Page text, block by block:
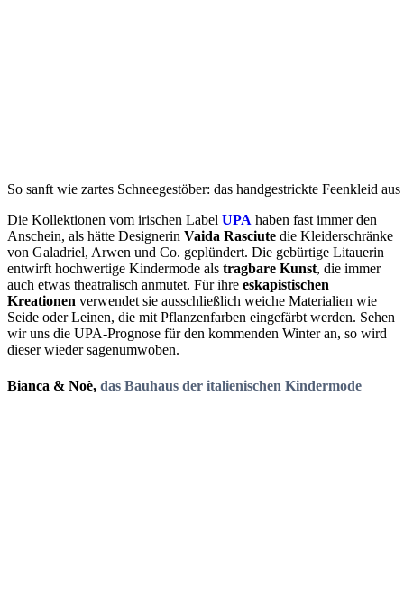
So sanft wie zartes Schneegestöber: das handgestrickte Feenkleid
Die Kollektionen vom irischen Label UPA haben fast immer den
Anschein, als hätte Designerin Vaida Rasciute die Kleiderschränke
von Galadriel, Arwen und Co. geplündert. Die gebürtige Litauerin
entwirft hochwertige Kindermode als tragbare Kunst, die immer
auch etwas theatralisch anmutet. Für ihre eskapistischen
Kreationen verwendet sie ausschließlich weiche Materialien wie
Seide oder Leinen, die mit Pflanzenfarben eingefärbt werden. Sehen
wir uns die UPA-Prognose für den kommenden Winter an, so wird
dieser wieder sagenumwoben.
Bianca & Noè, das Bauhaus der italienischen Kindermode